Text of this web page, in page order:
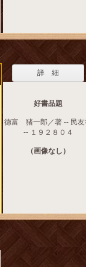
詳 細
好書品題
徳富 猪一郎／著 -- 民友
-- １９２８０４
（画像なし）